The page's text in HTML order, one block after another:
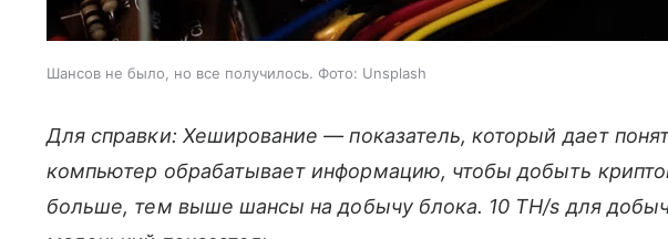
Шансов не было, но все получилось. Фото: Unsplash
Для справки: Хеширование — показатель, который дает
компьютер обрабатывает информацию, чтобы добыть
больше, тем выше шансы на добычу блока. 10 TH/s для